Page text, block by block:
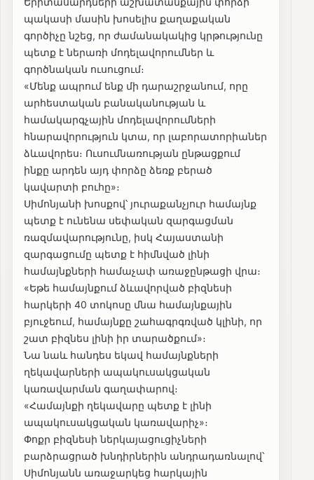
պակասի մասին խոսելիս քաղաքական
գործիչը նշեց, որ ժամանակակից կրթությունը
պետք է ներառի մոդելավորումներ և
գործնական ուսուցում։
«Մենք ապրում ենք մի դարաշրջանում, որը
արհեստական բանականության և
համակարգչային մոդելավորումների
հնարավորություն կտա, որ լաբորատորիաներ
ձևավորես։ Ուսումնառության ընթացքում
ինքը արդեն այդ փորձը ձեռք բերած
կավարտի բուհը»։
Սիմոնյանի խոսքով՝ յուրաքանչյուր համայնք
պետք է ունենա սեփական զարգացման
ռազմավարությունը, իսկ Հայաստանի
զարգացումը պետք է հիմնված լինի
համայնքների համաչափ առաջընթացի վրա։
«Եթե համայնքում ձևավորված բիզնեսի
հարկերի 40 տոկոսը մնա համայնքային
բյուջեում, համայնքը շահագրգռված կլինի, որ
շատ բիզնես լինի իր տարածքում»։
Նա նաև հանդես եկավ համայնքների
ղեկավարների ապակուսակցական
կառավարման գաղափարով։
«Համայնքի ղեկավարը պետք է լինի
ապակուսակցական կառավարիչ»։
Փոքր բիզնեսի ներկայացուցիչների
բարձրացրած խնդիրներին անդրադառնալով՝
Սիմոնյանն առաջարկեց հարկային